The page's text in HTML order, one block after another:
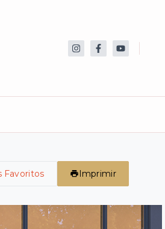
Favoritos Imprimir